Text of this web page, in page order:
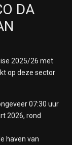
DA
2025/26 met
op deze sector
07:30 uur
2026, rond
haven van